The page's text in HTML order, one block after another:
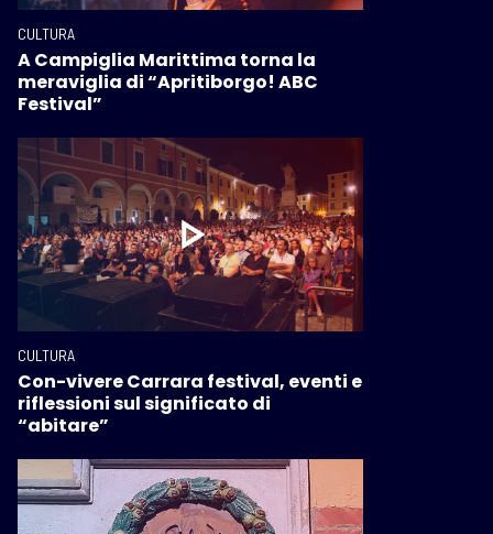
CULTURA
A Campiglia Marittima torna la
meraviglia di “Apritiborgo! ABC
Festival”
CULTURA
Con-vivere Carrara festival, eventi e
riflessioni sul significato di
“abitare”